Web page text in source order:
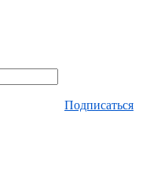
Подписаться